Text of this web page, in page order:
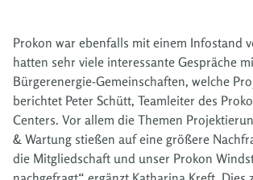
Prokon war ebenfalls mit einem Infostand
hatten sehr viele interessante Gespräche
Bürgerenergie-Gemeinschaften, welche
berichtet Peter Schütt, Teamleiter des
Centers. Vor allem die Themen
& Wartung stießen auf eine größere
die Mitgliedschaft und unser Prokon